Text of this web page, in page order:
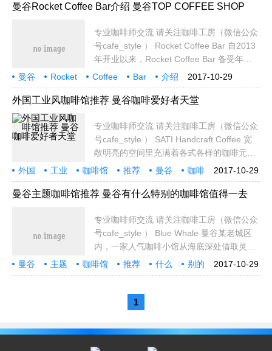
猫咖啡拿下，但在这个咖啡的产业链下，到
曼谷Rocket Coffee Bar介绍 曼谷TOP COFFEE SHOP
专业咖啡师交流 请关注咖啡工房（微信公众
号cafe_style ） Rocket Coffee Bar 自2013
年开业以来，Rocket Coffee Bar 备受年青
人追捧。目前，在曼谷有4间分店，一直都
是各大网站推荐的 Top Coffee Shop。整体
设计颇具想象力，来过一次你一定会爱上
2017-10-29
曼谷 Rocket Coffee Bar
介绍
TOP
CO
外国工业风咖啡馆推荐 曼谷咖啡爱好者天堂
专业咖啡师交流 请关注咖啡工房（微信公众
号cafe_style ） SATI Handcraft Coffee 宽
敞明亮的空间里充满着各式各样的咖啡元
素，从咖啡制作器具、咖啡文化书籍到纪念
品，你都可以在这里找到。 工业风吧台 大
吧台内设意式咖啡、手冲咖啡专区，客人可
2017-10-29
外国 工业 咖啡馆 推荐 曼谷
咖啡
爱好者
天堂 专业 咖
曼谷主题咖啡馆推荐 曼谷有什么特别的咖啡馆值得一去
专业咖啡师交流 请关注咖啡工房（微信公众
号cafe_style ） Blue Whale 曼谷某老城区
内，一家人气咖啡小馆从海底深处借取灵
感，一改咖啡馆传统色调，以海洋深蓝为主
题，用神秘诱人的 Blue Drinks，吸引了众多
2017-10-29
曼谷 主题 咖啡馆 推荐 什么
别的
值得
一去 专业 咖啡
1